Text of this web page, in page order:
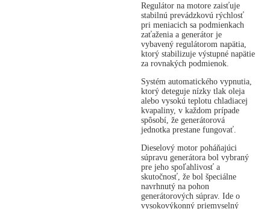
Regulátor na motore zaisťuje
stabilnú prevádzkovú rýchlosť
pri meniacich sa podmienkach
zaťaženia a generátor je
vybavený regulátorom napätia,
ktorý stabilizuje výstupné napätie
za rovnakých podmienok.
Systém automatického vypnutia,
ktorý deteguje nízky tlak oleja
alebo vysokú teplotu chladiacej
kvapaliny, v každom prípade
spôsobí, že generátorová
jednotka prestane fungovať.
Dieselový motor poháňajúci
súpravu generátora bol vybraný
pre jeho spoľahlivosť a
skutočnosť, že bol špeciálne
navrhnutý na pohon
generátorových súprav. Ide o
vysokovýkonný priemyselný